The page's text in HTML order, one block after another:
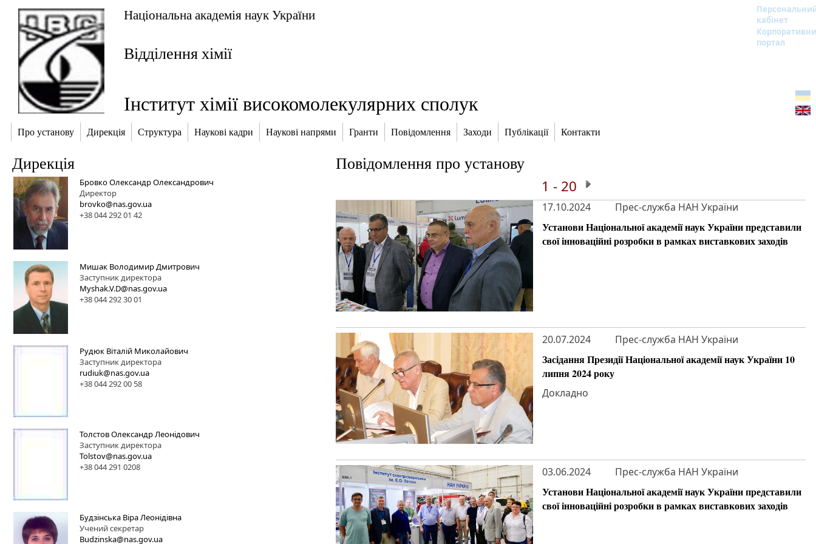
Національна академія наук України
кабінет
портал
Відділення хімії
Інститут хімії високомолекулярних сполук
Про установу Дирекція Структура Наукові кадри Наукові напрями Гранти Повідомлення Заходи Публікації Контакти
Дирекція
Бровко Олександр Олександрович
Директор
brovko@nas.gov.ua
+38 044 292 01 42
Мишак Володимир Дмитрович
Заступник директора
Myshak.V.D@nas.gov.ua
+38 044 292 30 01
Рудюк Віталій Миколайович
Заступник директора
rudiuk@nas.gov.ua
+38 044 292 00 58
Толстов Олександр Леонідович
Заступник директора
Tolstov@nas.gov.ua
+38 044 291 0208
Будзінська Віра Леонідівна
Учений секретар
Budzinska@nas.gov.ua
Повідомлення про установу
1 - 20
17.10.2024 Прес-служба НАН України
Установи Національної академії наук України представили
свої інноваційні розробки в рамках виставкових заходів
20.07.2024 Прес-служба НАН України
Засідання Президії Національної академії наук України 10
липня 2024 року
Докладно
03.06.2024 Прес-служба НАН України
Установи Національної академії наук України представили
свої інноваційні розробки в рамках виставкових заходів